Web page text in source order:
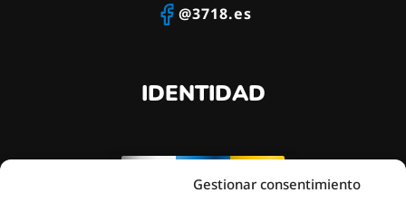
Gestionar consentimiento
@3718.es
IDENTIDAD